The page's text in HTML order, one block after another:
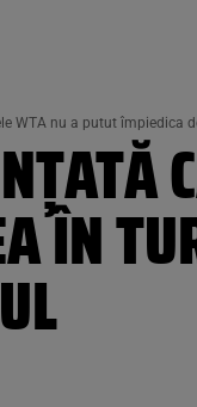
WTA nu a putut împiedica
ÎN